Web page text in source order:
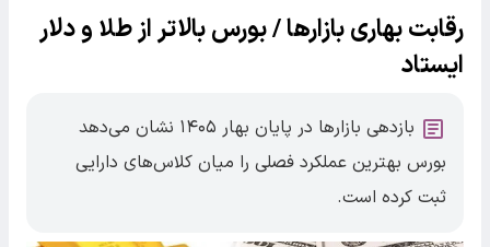
رقابت بهاری بازارها / بورس بالاتر از طلا و دلار
ایستاد
بازدهی بازارها در پایان بهار ۱۴۰۵ نشان می‌دهد
بورس بهترین عملکرد فصلی را میان کلاس‌های دارایی
ثبت کرده است.